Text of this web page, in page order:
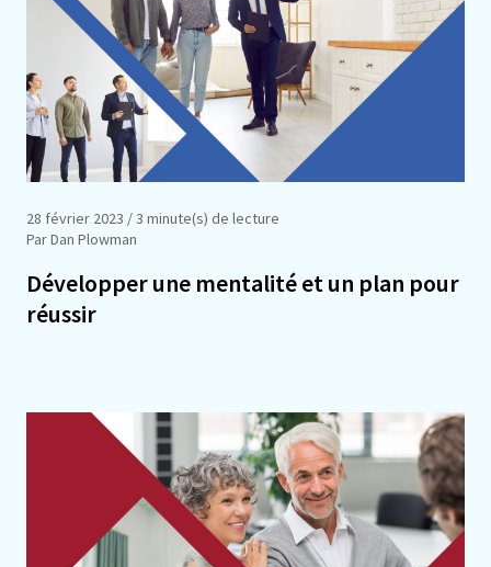
28 février 2023 / 3 minute(s) de lecture
Par Dan Plowman
Développer une mentalité et un plan pour
réussir